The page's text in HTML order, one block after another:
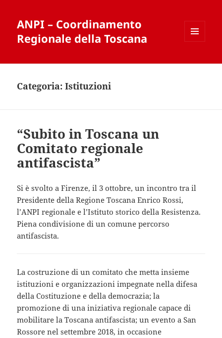
ANPI – Coordinamento
Regionale della Toscana
WIDGET
Categoria:Istituzioni
“Subito in Toscana un
Comitato regionale
antifascista”
Si è svolto a Firenze, il 3 ottobre, un incontro tra il
Presidente della Regione Toscana Enrico Rossi,
l’ANPI regionale e l’Istituto storico della Resistenza.
Piena condivisione di un comune percorso
antifascista.
La costruzione di un comitato che metta insieme
istituzioni e organizzazioni impegnate nella difesa
della Costituzione e della democrazia; la
promozione di una iniziativa regionale capace di
mobilitare la Toscana antifascista; un evento a San
Rossore nel settembre 2018, in occasione